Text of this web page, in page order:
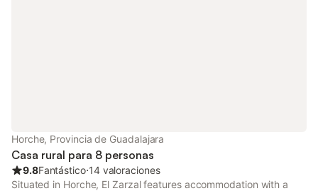
Horche, Provincia de Guadalajara
Casa rural para 8 personas
9.8Fantástico⋅14 valoraciones
Situated in Horche, El Zarzal features accommodation with a